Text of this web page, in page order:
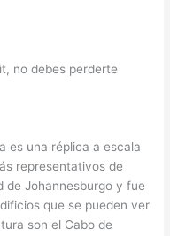
no debes perderte
es una réplica a escala
representativos de
de Johannesburgo y fue
que se pueden ver
son el Cabo de